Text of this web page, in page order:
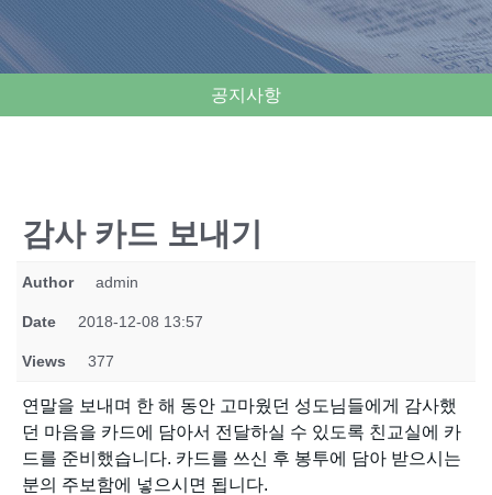
공지사항
감사 카드 보내기
Author admin
Date 2018-12-08 13:57
Views 377
연말을 보내며 한 해 동안 고마웠던 성도님들에게 감사했
던 마음을 카드에 담아서 전달하실 수 있도록 친교실에 카
드를 준비했습니다. 카드를 쓰신 후 봉투에 담아 받으시는
분의 주보함에 넣으시면 됩니다.